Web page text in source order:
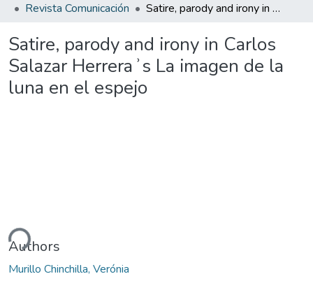
Revista Comunicación
Satire, parody and irony in Carlos Salazar Herreraʾs La imagen de la luna en el espejo
Satire, parody and irony in Carlos
Salazar Herreraʾs La imagen de la
luna en el espejo
Authors
Murillo Chinchilla, Verónia